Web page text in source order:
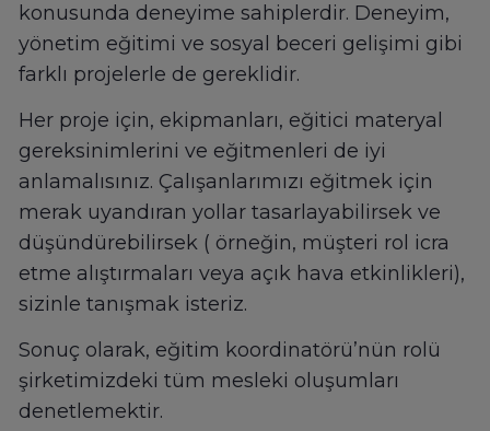
konusunda deneyime sahiplerdir. Deneyim,
yönetim eğitimi ve sosyal beceri gelişimi gibi
farklı projelerle de gereklidir.
Her proje için, ekipmanları, eğitici materyal
gereksinimlerini ve eğitmenleri de iyi
anlamalısınız. Çalışanlarımızı eğitmek için
merak uyandıran yollar tasarlayabilirsek ve
düşündürebilirsek ( örneğin, müşteri rol icra
etme alıştırmaları veya açık hava etkinlikleri),
sizinle tanışmak isteriz.
Sonuç olarak, eğitim koordinatörü’nün rolü
şirketimizdeki tüm mesleki oluşumları
denetlemektir.